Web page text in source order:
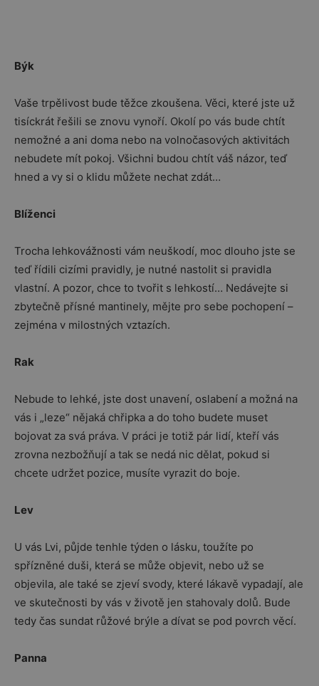
Býk
Vaše trpělivost bude těžce zkoušena. Věci, které jste už
tisíckrát řešili se znovu vynoří. Okolí po vás bude chtít
nemožné a ani doma nebo na volnočasových aktivitách
nebudete mít pokoj. Všichni budou chtít váš názor, teď
hned a vy si o klidu můžete nechat zdát…
Blíženci
Trocha lehkovážnosti vám neuškodí, moc dlouho jste se
teď řídili cizími pravidly, je nutné nastolit si pravidla
vlastní. A pozor, chce to tvořit s lehkostí… Nedávejte si
zbytečně přísné mantinely, mějte pro sebe pochopení –
zejména v milostných vztazích.
Rak
Nebude to lehké, jste dost unavení, oslabení a možná na
vás i „leze“ nějaká chřipka a do toho budete muset
bojovat za svá práva. V práci je totiž pár lidí, kteří vás
zrovna nezbožňují a tak se nedá nic dělat, pokud si
chcete udržet pozice, musíte vyrazit do boje.
Lev
U vás Lvi, půjde tenhle týden o lásku, toužíte po
spřízněné duši, která se může objevit, nebo už se
objevila, ale také se zjeví svody, které lákavě vypadají, ale
ve skutečnosti by vás v životě jen stahovaly dolů. Bude
tedy čas sundat růžové brýle a dívat se pod povrch věcí.
Panna